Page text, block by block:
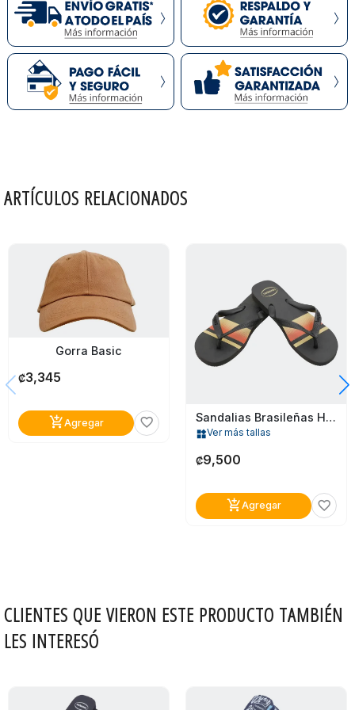
ARTÍCULOS RELACIONADOS
Gorra Basic
₡3,345
add_shopping_cartAgregar favorite_border Sandalias Brasileñas Havaianas Para Hombre
widgetsVer más tallas
₡9,500
add_shopping_cartAgregar favorite_border
CLIENTES QUE VIERON ESTE PRODUCTO TAMBIÉN
LES INTERESÓ